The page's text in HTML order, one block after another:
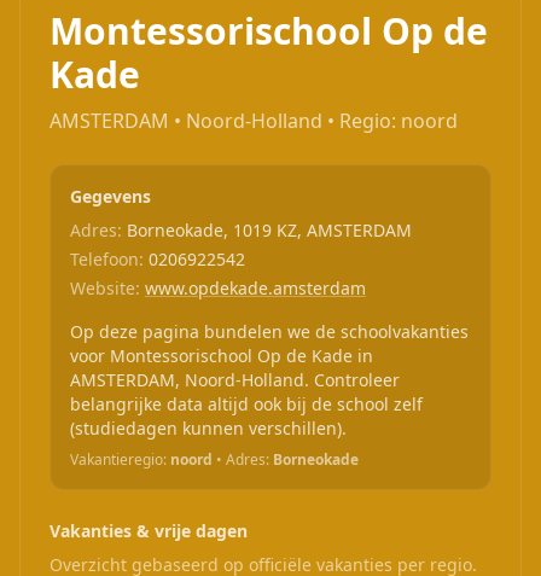
Montessorischool Op de
Kade
AMSTERDAM • Noord-Holland • Regio: noord
Gegevens
Adres: Borneokade, 1019 KZ, AMSTERDAM
Telefoon: 0206922542
Website: www.opdekade.amsterdam
Op deze pagina bundelen we de schoolvakanties
voor Montessorischool Op de Kade in
AMSTERDAM, Noord-Holland. Controleer
belangrijke data altijd ook bij de school zelf
(studiedagen kunnen verschillen).
Vakantieregio: noord • Adres: Borneokade
Vakanties & vrije dagen
Overzicht gebaseerd op officiële vakanties per regio.